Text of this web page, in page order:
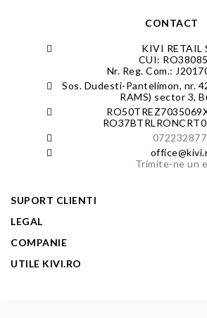
CONTACT
KIVI RETAIL
CUI:
Nr. Reg. Com.:
Sos. Dudesti-Pantelimon, nr.
RAMS) sector 3,
Trimite-ne un
SUPORT CLIENTI
LEGAL
COMPANIE
UTILE KIVI.RO